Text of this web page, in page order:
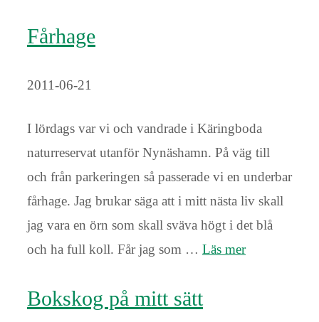
Fårhage
2011-06-21
I lördags var vi och vandrade i Käringboda
naturreservat utanför Nynäshamn. På väg till
och från parkeringen så passerade vi en underbar
fårhage. Jag brukar säga att i mitt nästa liv skall
jag vara en örn som skall sväva högt i det blå
och ha full koll. Får jag som … Läs mer
Bokskog på mitt sätt